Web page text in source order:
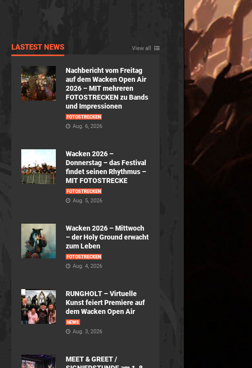
LASTEST NEWS View all
Nachbericht vom Freitag
auf dem Wacken Open Air
2026 – MIT mehreren
FOTOSTRECKEN zu Bands
und Impressionen
FOTOSTRECKEN
Aug. 6, 2026
Wacken 2026 –
Donnerstag – das Festival
findet seinen Rhythmus –
MIT FOTOSTRECKE
FOTOSTRECKEN
Aug. 5, 2026
Wacken 2026 – Mittwoch
– der Holy Ground erwacht
zum Leben
FOTOSTRECKEN
Aug. 4, 2026
RUNGHOLT – Virtuelle
Kunst feiert Premiere auf
dem Wacken Open Air
NEWS
Aug. 3, 2026
MEET & GREET /